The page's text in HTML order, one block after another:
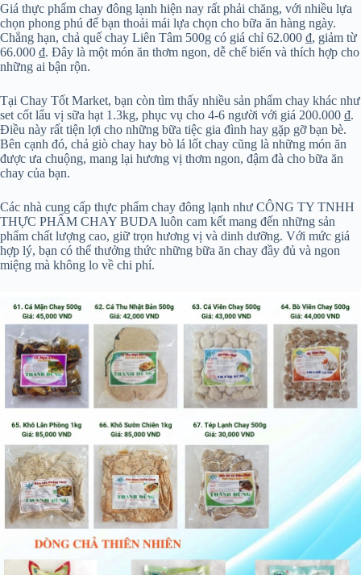
Giá thực phẩm chay đông lạnh hiện nay rất phải chăng, với nhiều lựa
chọn phong phú để bạn thoải mái lựa chọn cho bữa ăn hàng ngày.
Chẳng hạn, chả quế chay Liên Tâm 500g có giá chỉ 62.000 ₫, giảm từ
66.000 ₫. Đây là một món ăn thơm ngon, dễ chế biến và thích hợp cho
những ai bận rộn.
Tại Chay Tốt Market, bạn còn tìm thấy nhiều sản phẩm chay khác như
set cốt lẩu vị sữa hạt 1.3kg, phục vụ cho 4-6 người với giá 200.000 ₫.
Điều này rất tiện lợi cho những bữa tiệc gia đình hay gặp gỡ bạn bè.
Bên cạnh đó, chả giò chay hay bò lá lốt chay cũng là những món ăn
được ưa chuộng, mang lại hương vị thơm ngon, đậm đà cho bữa ăn
chay của bạn.
Các nhà cung cấp thực phẩm chay đông lạnh như CÔNG TY TNHH
THỰC PHẨM CHAY BUDA luôn cam kết mang đến những sản
phẩm chất lượng cao, giữ trọn hương vị và dinh dưỡng. Với mức giá
hợp lý, bạn có thể thưởng thức những bữa ăn chay đầy đủ và ngon
miệng mà không lo về chi phí.